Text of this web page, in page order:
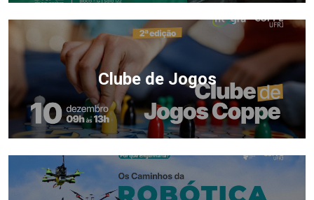
Clube de Jogos